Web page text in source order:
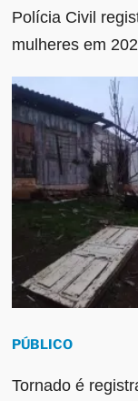
Polícia Civil
mulheres em
PÚBLICO
Tornado é